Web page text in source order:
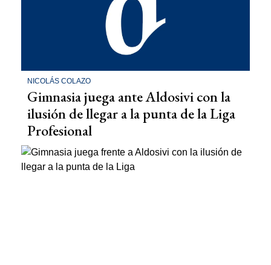
NICOLÁS COLAZO
Gimnasia juega ante Aldosivi con la
ilusión de llegar a la punta de la Liga
Profesional